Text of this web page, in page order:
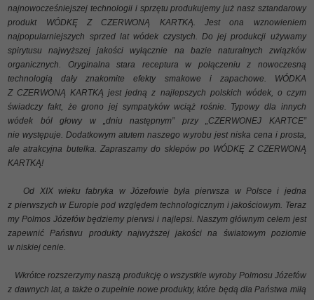
najnowocześniejszej technologii i sprzętu produkujemy już nasz sztandarowy
produkt WÓDKĘ Z CZERWONĄ KARTKĄ. Jest ona wznowieniem
najpopularniejszych sprzed lat wódek czystych. Do jej produkcji używamy
spirytusu najwyższej jakości wyłącznie na bazie naturalnych związków
organicznych. Oryginalna stara receptura w połączeniu z nowoczesną
technologią dały znakomite efekty smakowe i zapachowe. WÓDKA
Z CZERWONĄ KARTKĄ jest jedną z najlepszych polskich wódek, o czym
świadczy fakt, że grono jej sympatyków wciąż rośnie. Typowy dla innych
wódek ból głowy w „dniu następnym” przy „CZERWONEJ KARTCE”
nie występuje. Dodatkowym atutem naszego wyrobu jest niska cena i prosta,
ale atrakcyjna butelka. Zapraszamy do sklepów po WÓDKĘ Z CZERWONĄ
KARTKĄ!
Od XIX wieku fabryka w Józefowie była pierwsza w Polsce i jedna
z pierwszych w Europie pod względem technologicznym i jakościowym. Teraz
my Polmos Józefów będziemy pierwsi i najlepsi. Naszym głównym celem jest
zapewnić Państwu produkty najwyższej jakości na światowym poziomie
w niskiej cenie.
Wkrótce rozszerzymy naszą produkcję o wszystkie wyroby Polmosu Józefów
z dawnych lat, a także o zupełnie nowe produkty, które będą dla Państwa miłą